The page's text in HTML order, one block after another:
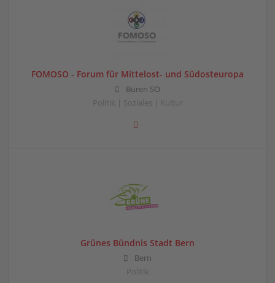
FOMOSO - Forum für Mittelost- und Südosteuropa
Büren SO
Politik | Soziales | Kultur
Grünes Bündnis Stadt Bern
Bern
Politik